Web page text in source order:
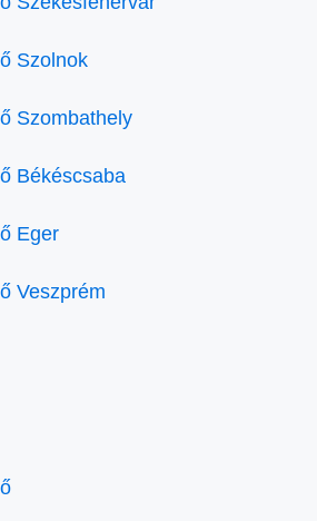
Szolnok
Szombathely
Békéscsaba
Eger
Veszprém